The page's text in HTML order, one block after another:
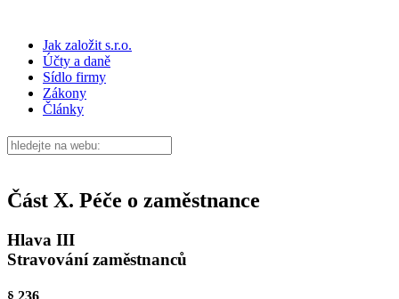
Jak založit s.r.o.
Účty a daně
Sídlo firmy
Zákony
Články
Část X. Péče o zaměstnance
Hlava III
Stravování zaměstnanců
§ 236